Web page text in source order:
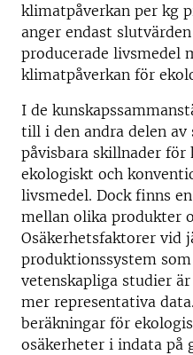
klimatpåverkan per kg
anger endast
producerade livsmedel
klimatpåverkan för
I de
till i den andra delen av
påvisbara skillnader
ekologiskt och
livsmedel. Dock finns
mellan olika produkter
Osäkerhetsfaktorer vid
produktionssystem
vetenskapliga studier
mer representativa
beräkningar för
osäkerheter i indata på